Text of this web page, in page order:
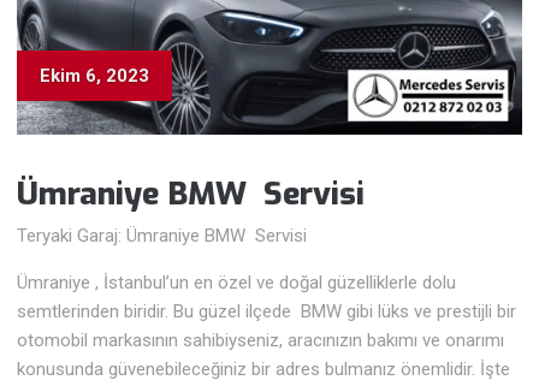
Ekim 6, 2023
Ümraniye BMW Servisi
Teryaki Garaj: Ümraniye BMW Servisi
Ümraniye , İstanbul’un en özel ve doğal güzelliklerle dolu
semtlerinden biridir. Bu güzel ilçede BMW gibi lüks ve prestijli bir
otomobil markasının sahibiyseniz, aracınızın bakımı ve onarımı
konusunda güvenebileceğiniz bir adres bulmanız önemlidir. İşte